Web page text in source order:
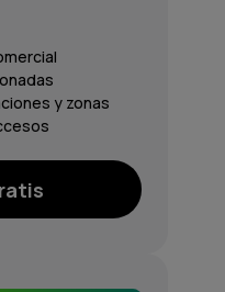
y zonas